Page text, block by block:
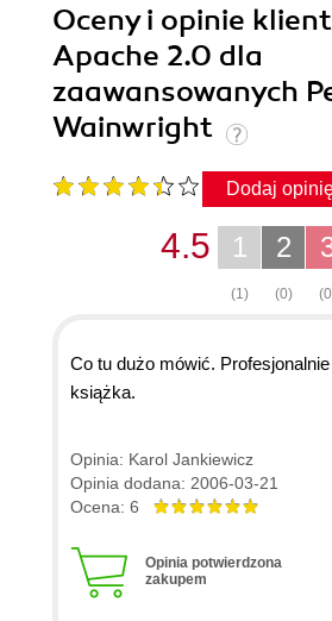
Oceny i opinie
Apache 2.0 dla
zaawansowanych
Wainwright
Dodaj
2
(0)
1
(1)
4.5
Co tu dużo mówić.
książka.
Opinia: Karol Jankiewicz
Opinia dodana: 2006-03-21
Ocena: 6
Opinia potwierdzona
zakupem